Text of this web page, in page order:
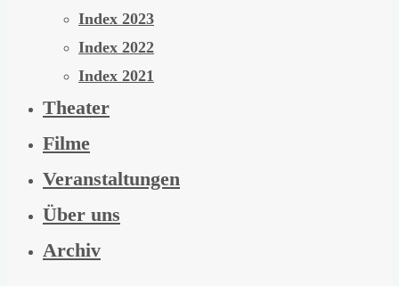
Index 2023
Index 2022
Index 2021
Theater
Filme
Veranstaltungen
Über uns
Archiv